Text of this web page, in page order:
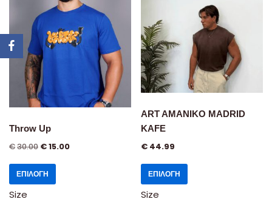
Throw Up
€30.00 €15.00
ΕΠΙΛΟΓΉ
Size
ART AMANIKO MADRID
KAFE
€ 44.99
ΕΠΙΛΟΓΉ
Size